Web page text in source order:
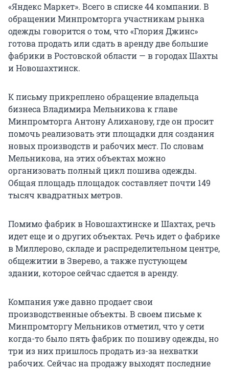
«Яндекс Маркет». Всего в списке 44 компании. В
обращении Минпромторга участникам рынка
одежды говорится о том, что «Глория Джинс»
готова продать или сдать в аренду две большие
фабрики в Ростовской области — в городах Шахты
и Новошахтинск.
К письму прикреплено обращение владельца
бизнеса Владимира Мельникова к главе
Минпромторга Антону Алиханову, где он просит
помочь реализовать эти площадки для создания
новых производств и рабочих мест. По словам
Мельникова, на этих объектах можно
организовать полный цикл пошива одежды.
Общая площадь площадок составляет почти 149
тысяч квадратных метров.
Помимо фабрик в Новошахтинске и Шахтах, речь
идет еще и о других объектах. Речь идет о фабрике
в Миллерово, складе и распределительном центре,
общежитии в Зверево, а также пустующем
здании, которое сейчас сдается в аренду.
Компания уже давно продает свои
производственные объекты. В своем письме к
Минпромторгу Мельников отметил, что у сети
когда-то было пять фабрик по пошиву одежды, но
три из них пришлось продать из-за нехватки
рабочих. Сейчас на продажу выходят последние